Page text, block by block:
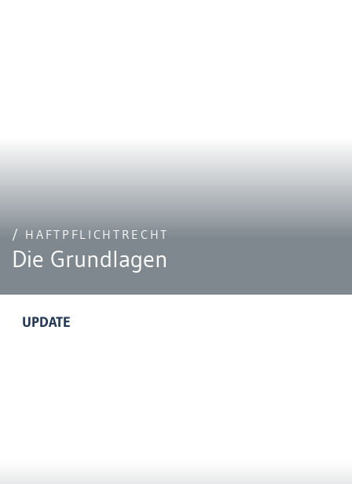
/ HAFTPFLICHTRECHT
Die Grundlagen
UPDATE